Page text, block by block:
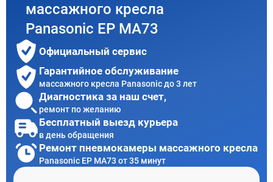
массажного кресла
Panasonic EP MA73
Официальный сервис
Гарантийное обслуживание
массажного кресла Panasonic до 3 лет
Диагностика за наш счет,
ремонт по желанию
Бесплатный выезд курьера
в день обращения
Ремонт пневмокамеры массажного кресла
Panasonic EP MA73 от 35 минут